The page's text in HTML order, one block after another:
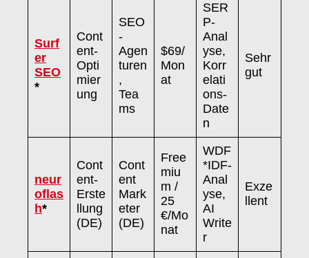
Surf
er
SEO
*
Cont
ent-
Opti
mier
ung
SEO
-
Agen
turen
,
Tea
ms
$69/
Mon
at
SER
P-
Anal
yse,
Korr
elati
ons-
Date
n
Sehr
gut
neur
oflas
h*
Cont
ent-
Erste
llung
(DE)
Cont
ent
Mark
eter
(DE)
Free
miu
m /
25
€/Mo
nat
WDF
*IDF-
Anal
yse,
AI
Write
r
Exze
llent